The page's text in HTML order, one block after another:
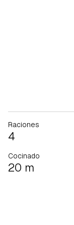
Raciones
4
Cocinado
20 m